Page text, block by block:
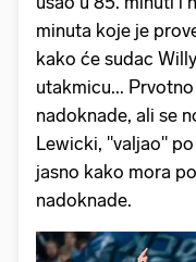
minuta koje je
kako će sudac
utakmicu...
nadoknade, ali se
Lewicki, "valjao"
jasno kako mora
nadoknade.